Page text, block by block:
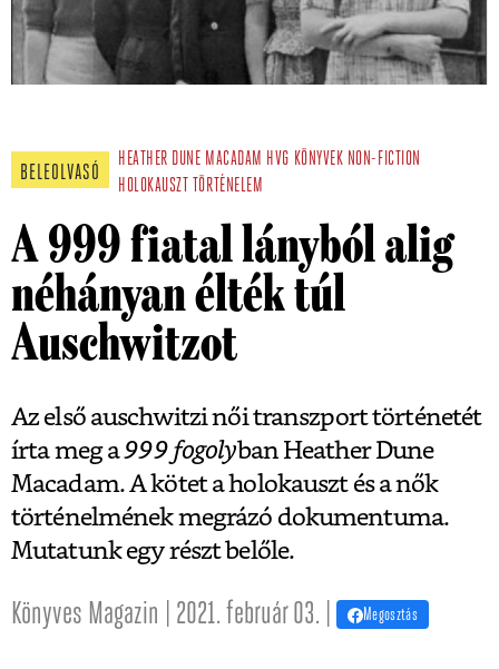
BELEOLVASÓ
HEATHER DUNE MACADAM HVG KÖNYVEK NON-FICTION
HOLOKAUSZT TÖRTÉNELEM
A 999 fiatal lányból alig
néhányan élték túl
Auschwitzot
Az első auschwitzi női transzport történetét
írta meg a999 fogolyban Heather Dune
Macadam. A kötet a holokauszt és a nők
történelmének megrázó dokumentuma.
Mutatunk egy részt belőle.
Könyves Magazin | 2021. február 03. | Megosztás